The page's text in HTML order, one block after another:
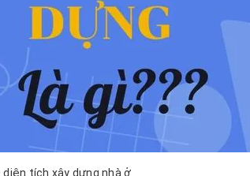
diện tích xây dựng nhà ở